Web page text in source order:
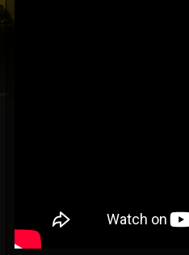
30 January
Dhoraso Moreo KLAS
04